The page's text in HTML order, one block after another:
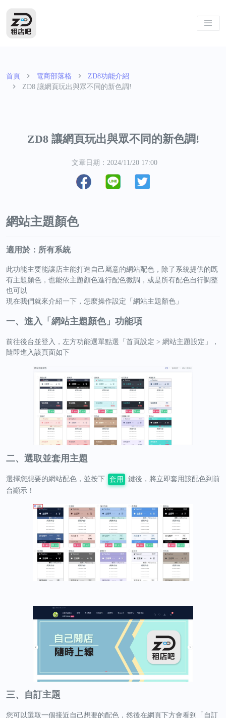
首頁 電商部落格
ZD8功能介紹
ZD8 讓網頁玩出與眾不同的新色調!
ZD8 讓網頁玩出與眾不同的新色調!
文章日期：2024/11/20 17:00
網站主題顏色
適用於：所有系統
此功能主要能讓店主能打造自己屬意的網站配色，除了系統提供的既
有主題顏色，也能依主題顏色進行配色微調，或是所有配色自行調整
也可以
現在我們就來介紹一下，怎麼操作設定「網站主題顏色」
一、進入「網站主題顏色」功能項
前往後台並登入，左方功能選單點選「首頁設定 > 網站主題設定」，
隨即進入該頁面如下
二、選取並套用主題
選擇您想要的網站配色，並按下 套用
鍵後，將立即套用該配色到前
台顯示！
三、自訂主題
您可以選取一個接近自己想要的配色，然後在網頁下方會看到「自訂